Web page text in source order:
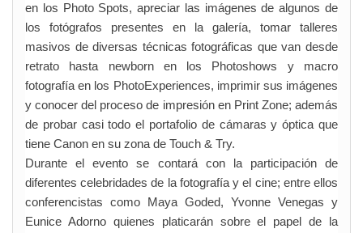
en los Photo Spots, apreciar las imágenes de algunos de
los fotógrafos presentes en la galería, tomar talleres
masivos de diversas técnicas fotográficas que van desde
retrato hasta newborn en los Photoshows y macro
fotografía en los PhotoExperiences, imprimir sus imágenes
y conocer del proceso de impresión en Print Zone; además
de probar casi todo el portafolio de cámaras y óptica que
tiene Canon en su zona de Touch & Try.
Durante el evento se contará con la participación de
diferentes celebridades de la fotografía y el cine; entre ellos
conferencistas como Maya Goded, Yvonne Venegas y
Eunice Adorno quienes platicarán sobre el papel de la